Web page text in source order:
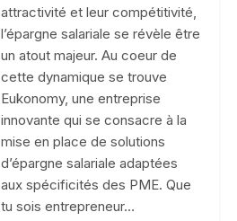
attractivité et leur compétitivité,
l’épargne salariale se révèle être
un atout majeur. Au coeur de
cette dynamique se trouve
Eukonomy, une entreprise
innovante qui se consacre à la
mise en place de solutions
d’épargne salariale adaptées
aux spécificités des PME. Que
tu sois entrepreneur…